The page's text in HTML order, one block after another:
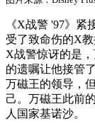
《X战警 '97》紧
受了致命伤的X
X战警惊讶的是
的遗嘱让他接管
万磁王的领导，
己。万磁王此前
人国家基诺沙。